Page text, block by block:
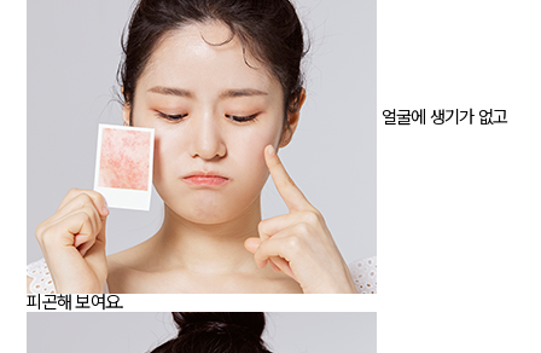
얼굴에 생기가 없고
피곤해 보여요.